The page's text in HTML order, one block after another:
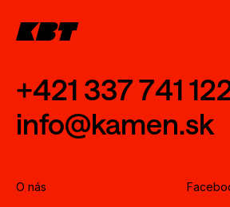
+421 337 741
info@kamen.sk
O nás